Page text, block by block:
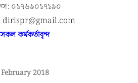
০১৭৬৯০১৭১৯০
dirispr@gmail.com
সকল কর্মকর্তাবৃন্দ
February 2018